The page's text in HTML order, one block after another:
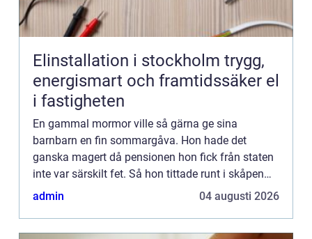
Elinstallation i stockholm trygg,
energismart och framtidssäker el
i fastigheten
En gammal mormor ville så gärna ge sina
barnbarn en fin sommargåva. Hon hade det
ganska magert då pensionen hon fick från staten
inte var särskilt fet. Så hon tittade runt i skåpen
där hemma och leta...
admin 04 augusti 2026